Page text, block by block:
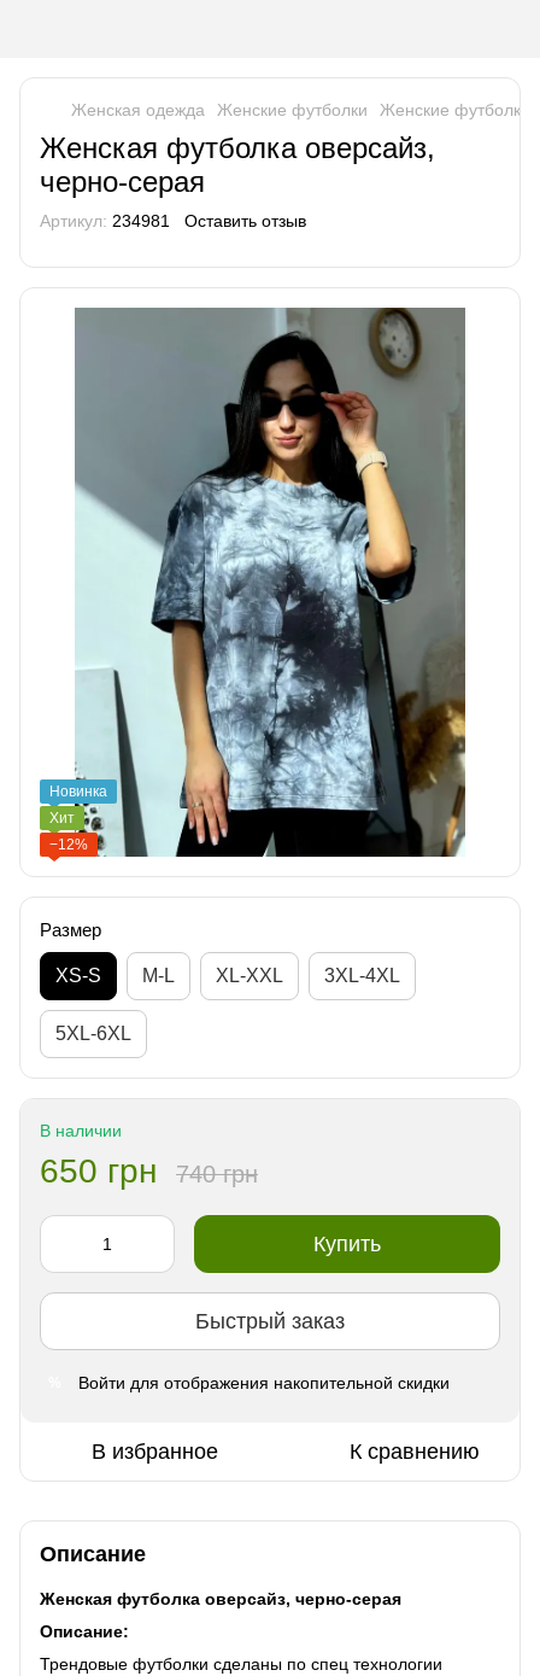
Женская одежда Женские футболки Женские футболки
Женская футболка оверсайз,
черно-серая
Артикул: 234981 Оставить отзыв
Новинка
Хит
−12%
Размер
XS-S M-L XL-XXL 3XL-4XL
5XL-6XL
В наличии
650 грн 740 грн
Купить
Быстрый заказ
Войти для отображения накопительной скидки
В избранное К сравнению
Описание
Женская футболка оверсайз, черно-серая
Описание:
Трендовые футболки сделаны по спец технологии